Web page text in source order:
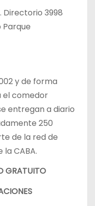
Directorio 3998
Parque
y de forma
el comedor
entregan a diario
250
de la red de
CABA.
GRATUITO